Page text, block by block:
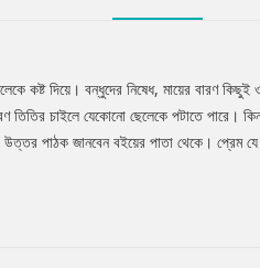
কষ্ট দিয়ে। বন্ধুদের নিষেধ, মায়ের বারণ
তিতির চাইলে যেকোনো ছেলেকে পটাতে পারে।
পাঠক জানবেন বইয়ের পাতা থেকে। প্রেম